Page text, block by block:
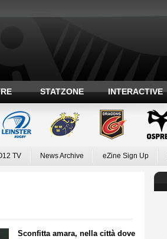
STATZONE INTERACTIVE
TV News Archive eZine Sign Up
Sconfitta amara, nella città dove